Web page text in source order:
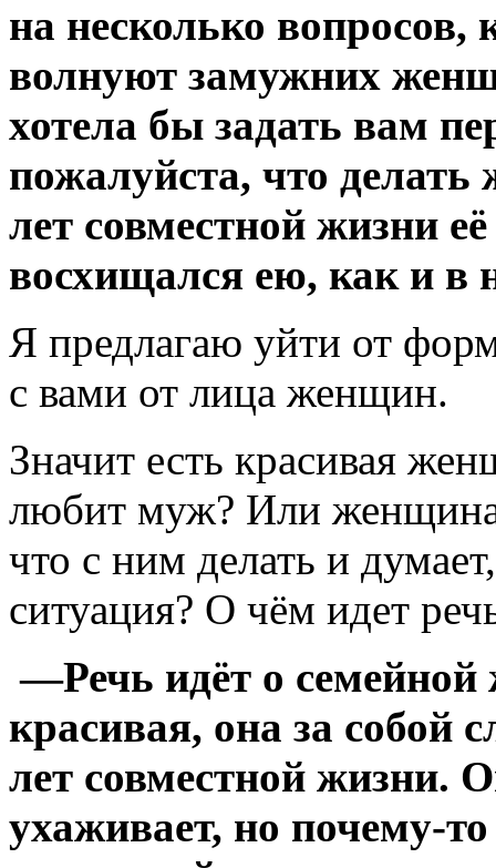
на несколько вопросов,
волнуют замужних
хотела бы задать вам
пожалуйста, что делать
лет совместной жизни
восхищался ею, как и в
Я предлагаю уйти от
с вами от лица женщин.
Значит есть красивая
любит муж? Или женщина
что с ним делать и
ситуация? О чём идет
—Речь идёт о
красивая, она за собой
лет совместной жизни.
ухаживает, но почему-то